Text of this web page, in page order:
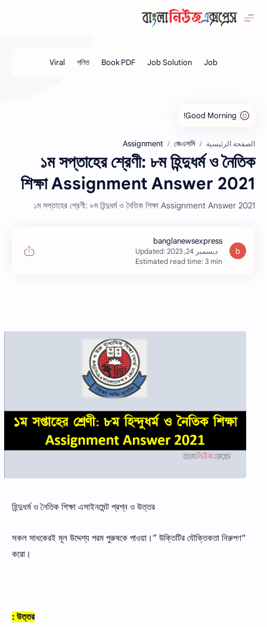
الصفحة الرئيسية Assignment জেএসসি
১ম সপ্তাহের শ্রেণী: ৮ম হিন্দুধর্ম ও নৈতিক
শিক্ষা Assignment Answer 2021
১ম সপ্তাহের শ্রেণী: ৮ম হিন্দুধর্ম ও নৈতিক শিক্ষা Assignment Answer 2021
Estimated read time: 3 min
হিন্দুধর্ম ও নৈতিক শিক্ষা এসাইনমেন্ট প্রশ্ন ও উত্তর
“সকল সাধকেরই মূল উদ্দেশ্য পরম পুরুষকে পাওয়া।” উক্তিটির যৌক্তিকতা নিরুপণ
করাে।
উত্তর :